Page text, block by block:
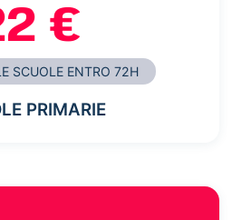
€
SCUOLE ENTRO 72H
PRIMARIE